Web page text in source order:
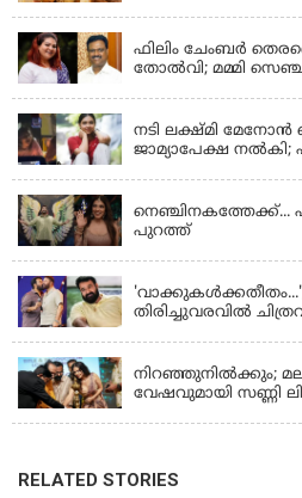
ഫിലിം ചേംബർ
തോൽവി; മമ്മി
നടി ലക്ഷ്മി
ജാമ്യാപേക്ഷ നൽകി;
നെഞ്ചിനകത്തേക്ക്...
പുറത്ത്
'വാക്കുകള്‍ക്കതീതം...';
തിരിച്ചുവരവില്‍
നിറഞ്ഞുനിൽക്കും;
വേഷവുമായി സണ്ണി
RELATED STORIES